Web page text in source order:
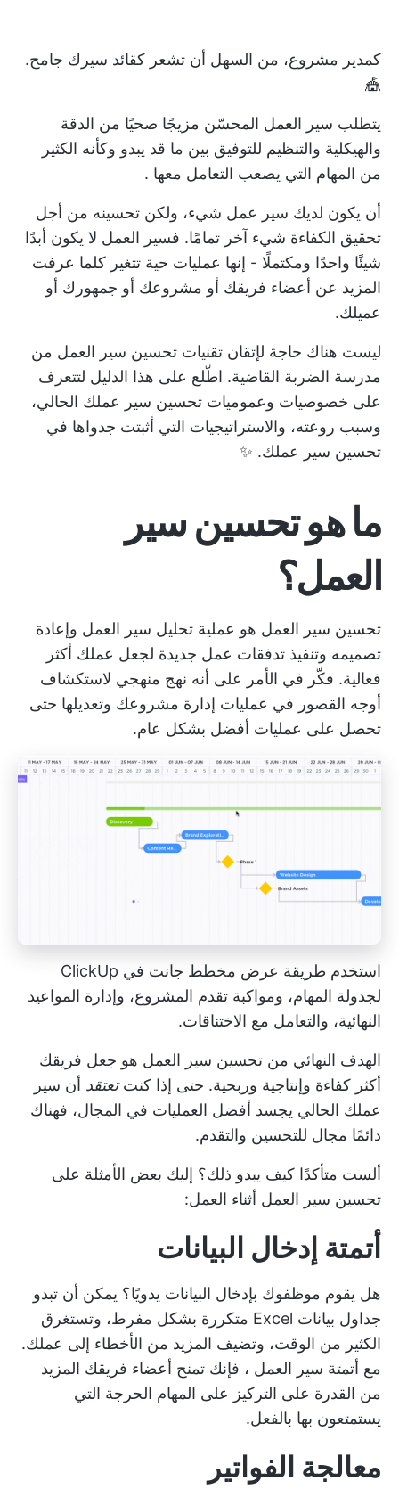
كمدير مشروع، من السهل أن تشعر كقائد سيرك جامح.
🎪
يتطلب سير العمل المحسّن مزيجًا صحيًا من الدقة
والهيكلية والتنظيم للتوفيق بين ما قد يبدو وكأنه الكثير
من المهام التي يصعب التعامل معها .
أن يكون لديك سير عمل شيء، ولكن تحسينه من أجل
تحقيق الكفاءة شيء آخر تمامًا. فسير العمل لا يكون أبدًا
شيئًا واحدًا ومكتملًا - إنها عمليات حية تتغير كلما عرفت
المزيد عن أعضاء فريقك أو مشروعك أو جمهورك أو
عميلك.
ليست هناك حاجة لإتقان تقنيات تحسين سير العمل من
مدرسة الضربة القاضية. اطّلع على هذا الدليل لتتعرف
على خصوصيات وعموميات تحسين سير عملك الحالي،
وسبب روعته، والاستراتيجيات التي أثبتت جدواها في
تحسين سير عملك. ✨
ما هو تحسين سير
العمل؟
تحسين سير العمل هو عملية تحليل سير العمل وإعادة
تصميمه وتنفيذ تدفقات عمل جديدة لجعل عملك أكثر
فعالية. فكّر في الأمر على أنه نهج منهجي لاستكشاف
أوجه القصور في عمليات إدارة مشروعك وتعديلها حتى
تحصل على عمليات أفضل بشكل عام.
استخدم طريقة عرض مخطط جانت في ClickUp
لجدولة المهام، ومواكبة تقدم المشروع، وإدارة المواعيد
النهائية، والتعامل مع الاختناقات.
الهدف النهائي من تحسين سير العمل هو جعل فريقك
أكثر كفاءة وإنتاجية وربحية. حتى إذا كنتتعتقد أن سير
عملك الحالي يجسد أفضل العمليات في المجال، فهناك
دائمًا مجال للتحسين والتقدم.
ألست متأكدًا كيف يبدو ذلك؟ إليك بعض الأمثلة على
تحسين سير العمل أثناء العمل:
أتمتة إدخال البيانات
هل يقوم موظفوك بإدخال البيانات يدويًا؟ يمكن أن تبدو
جداول بيانات Excel متكررة بشكل مفرط، وتستغرق
الكثير من الوقت، وتضيف المزيد من الأخطاء إلى عملك.
مع أتمتة سير العمل ، فإنك تمنح أعضاء فريقك المزيد
من القدرة على التركيز على المهام الحرجة التي
يستمتعون بها بالفعل.
معالجة الفواتير